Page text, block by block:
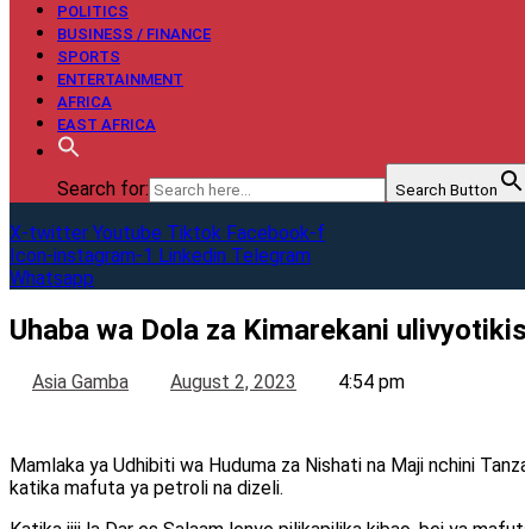
POLITICS
BUSINESS / FINANCE
SPORTS
ENTERTAINMENT
AFRICA
EAST AFRICA
Search for: Search Button
X-twitter Youtube Tiktok Facebook-f
Icon-instagram-1 Linkedin Telegram
Whatsapp
Uhaba wa Dola za Kimarekani
Asia Gamba August 2, 2023 4:54 pm
Mamlaka ya Udhibiti wa Huduma za Nishati na Maji nchini
katika mafuta ya petroli na dizeli.